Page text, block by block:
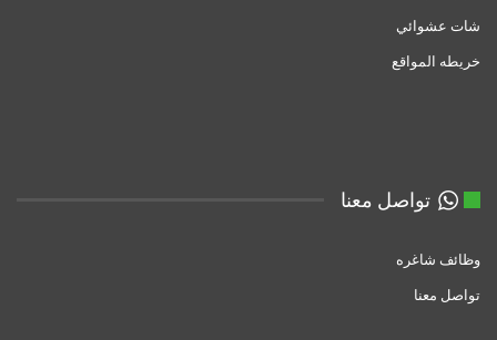
شات عشوائي
خريطه المواقع
تواصل معنا
وظائف شاغره
تواصل معنا